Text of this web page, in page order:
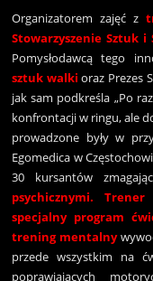
Organizatorem zajęć z
Stowarzyszenie Sztuk
Pomysłodawcą tego
sztuk walki oraz Prezes
jak sam podkreśla „Po
konfrontacji w ringu, ale
prowadzone były w
Egomedica w
30 kursantów
psychicznymi.
specjalny program
trening mentalny
przede wszystkim na
poprawiających